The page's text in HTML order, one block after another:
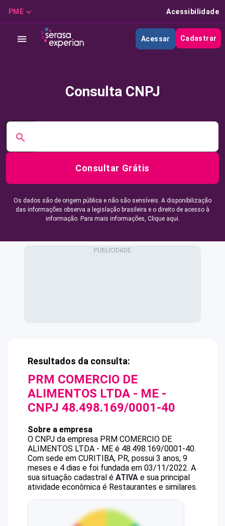
PME Acessibilidade
Acessar Cadastrar
Consulta CNPJ
Consultar Grátis
Os dados são de origem pública e não são sensíveis. A disponibilização
das informações observa a legislação brasileira e o direito de acesso à
informação. Para mais informações, Clique aqui.
Resultados da consulta:
PRM COMERCIO DE
ALIMENTOS LTDA - ME -
CNPJ 48.498.169/0001-40
Sobre a empresa
O CNPJ da empresa PRM COMERCIO DE
ALIMENTOS LTDA - ME é 48.498.169/0001-40.
Com sede em CURITIBA, PR, possui 3 anos, 9
meses e 4 dias e foi fundada em 03/11/2022. A
sua situação cadastral é ATIVA e sua principal
atividade econômica é Restaurantes e similares.